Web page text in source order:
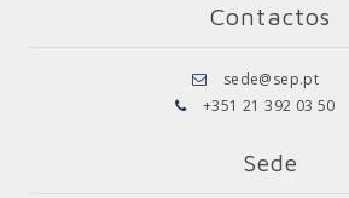
Contactos
sede@sep.pt
+351 21 392 03 50
Sede